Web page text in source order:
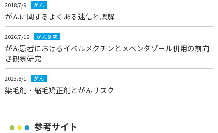
2018/7/9 がん
がんに関するよくある迷信と誤解
2026/7/16 がん研究
がん患者におけるイベルメクチンとメベンダゾール併用の前向
き観察研究
2023/8/1 がん
染毛剤・縮毛矯正剤とがんリスク
参考サイト